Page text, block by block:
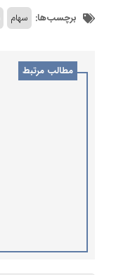
برچسب‌ها: سهام
مطالب مرتبط